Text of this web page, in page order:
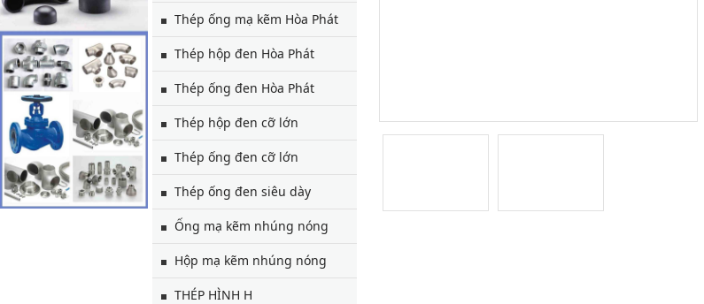
Thép ống mạ kẽm Hòa Phát
Thép hộp đen Hòa Phát
Thép ống đen Hòa Phát
Thép hộp đen cỡ lớn
Thép ống đen cỡ lớn
Thép ống đen siêu dày
Ống mạ kẽm nhúng nóng
Hộp mạ kẽm nhúng nóng
THÉP HÌNH H